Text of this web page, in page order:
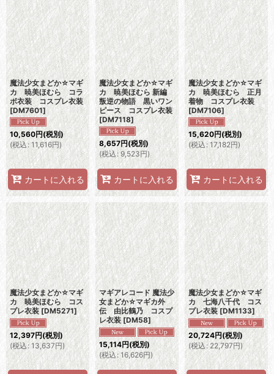
魔法少女まどか☆マギ
カ 暁美ほむら コラ
ボ衣装 コスプレ衣装
[DM7601]
10,560円(税別)
(税込: 11,616円)
カートに入れる
魔法少女まどか☆マギ
カ 暁美ほむら 新編
叛逆の物語 黒いワン
ピース コスプレ衣装
[DM7118]
8,657円(税別)
(税込: 9,523円)
カートに入れる
魔法少女まどか☆マギ
カ 暁美ほむら 正月
着物 コスプレ衣装
[DM7106]
15,620円(税別)
(税込: 17,182円)
カートに入れる
魔法少女まどか☆マギ
カ 暁美ほむら コス
プレ衣装 [DM5271]
12,397円(税別)
(税込: 13,637円)
マギアレコード 魔法少
女まどか☆マギカ外
伝 由比鶴乃 コスプ
レ衣装 [DM58]
15,114円(税別)
(税込: 16,626円)
魔法少女まどか☆マギ
カ 七海八千代 コス
プレ衣装 [DM1133]
20,724円(税別)
(税込 : 22,797円)